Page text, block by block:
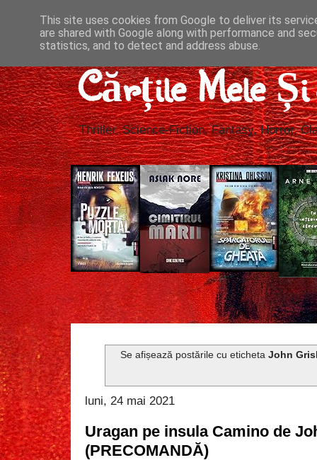
Cărțile Mele
Thriller, Science-Fiction, Fantasy, Horror,
Se afișează postările cu eticheta John
luni, 24 mai 2021
Uragan pe insula Camino de
(PRECOMANDĂ)
This site uses cookies from Google to deliver its
are shared with Google along with performance and
statistics, and to detect and address abuse.